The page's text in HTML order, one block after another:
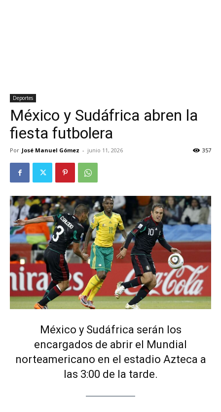
Deportes
México y Sudáfrica abren la
fiesta futbolera
Por José Manuel Gómez - junio 11, 2026 357
México y Sudáfrica serán los
encargados de abrir el Mundial
norteamericano en el estadio Azteca a
las 3:00 de la tarde.